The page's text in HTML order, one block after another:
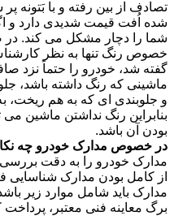
از بین رفته و با بَتونه پر شده
قیمت شدیدی دارد و اگر بعد
دچار مشکل می کند. در ضمن
تنها به نظر کارشناس
خودرو را حتماً نزد صافکار
که رنگ داشته باشد، جلوبندی
ای که به هم ریخت، به هیچ
رنگ نداشتن ماشین می تواند
باشد.
مدارک خودرو چه نکاتی را
خودرو را به دقت بررسی کنید!
بودن مدارک شناسایی
باید شامل موارد زیر باشد:
فنی معتبر، پرداخت کامل